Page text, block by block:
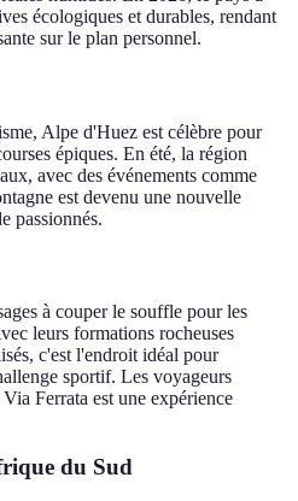
écologiques et durables, rendant
sur le plan personnel.
Alpe d'Huez est célèbre pour
épiques. En été, la région
avec des événements comme
est devenu une nouvelle
passionnés.
à couper le souffle pour les
leurs formations rocheuses
c'est l'endroit idéal pour
sportif. Les voyageurs
Ferrata est une expérience
du Sud